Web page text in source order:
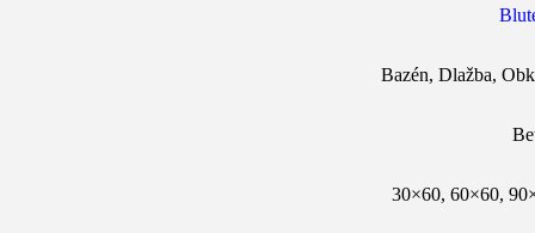
Bazén, Dlažba,
30×60, 60×60,